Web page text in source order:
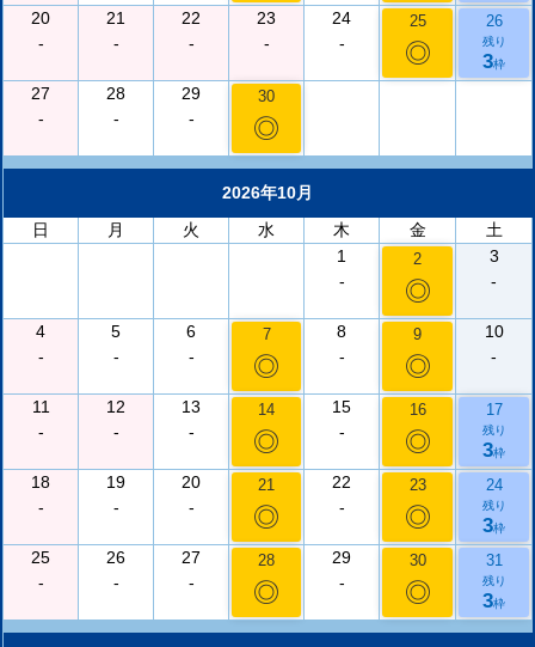
20
-
21
-
22
-
23
-
24
-
25
◎
26
残り
3枠
27
-
28
-
29
-
30
◎
2026年10月
日
月 火 水 木 金
土
1
-
2
◎
3
-
4
-
5
-
6
-
7
◎
8
-
9
◎
10
-
11
-
12
-
13
-
14
◎
15
-
16
◎
17
残り
3枠
18
-
19
-
20
-
21
◎
22
-
23
◎
24
残り
3枠
25
-
26
-
27
-
28
◎
29
-
30
◎
31
残り
3枠